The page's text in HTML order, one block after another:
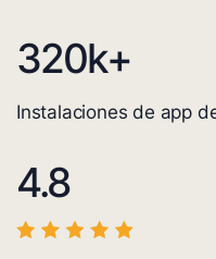
320k+
Instalaciones de app
4.8